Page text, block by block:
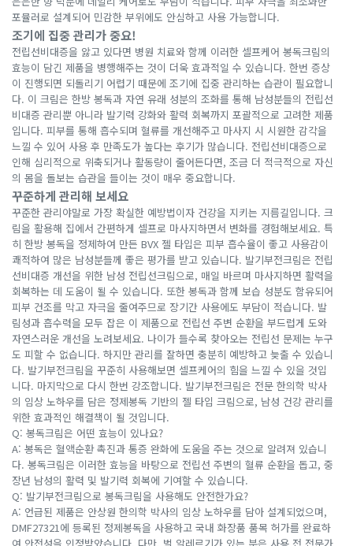
포뮬러로 설계되어 민감한 부위에도 안심하고 사용 가능합니다.
조기에 집중 관리가 중요!
전립선비대증을 앓고 있다면 병원 치료와 함께 이러한 셀프케어 봉독크림의
효능이 담긴 제품을 병행해주는 것이 더욱 효과적일 수 있습니다. 한번 증상
이 진행되면 되돌리기 어렵기 때문에 조기에 집중 관리하는 습관이 필요합니
다. 이 크림은 한방 봉독과 자연 유래 성분의 조화를 통해 남성분들의 전립선
비대증 관리뿐 아니라 발기력 강화와 활력 회복까지 포괄적으로 고려한 제품
입니다. 피부를 통해 흡수되며 혈류를 개선해주고 마사지 시 시원한 감각을
느낄 수 있어 사용 후 만족도가 높다는 후기가 많습니다. 전립선비대증으로
인해 심리적으로 위축되거나 활동량이 줄어든다면, 조금 더 적극적으로 자신
의 몸을 돌보는 습관을 들이는 것이 매우 중요합니다.
꾸준하게 관리해 보세요
꾸준한 관리야말로 가장 확실한 예방법이자 건강을 지키는 지름길입니다. 크
림을 활용해 집에서 간편하게 셀프로 마사지하면서 변화를 경험해보세요. 특
히 한방 봉독을 정제하여 만든 BVX 젤 타입은 피부 흡수율이 좋고 사용감이
쾌적하여 많은 남성분들께 좋은 평가를 받고 있습니다. 발기부전크림은 전립
선비대증 개선을 위한 남성 전립선크림으로, 매일 바르며 마사지하면 활력을
회복하는 데 도움이 될 수 있습니다. 또한 봉독과 함께 보습 성분도 함유되어
피부 건조를 막고 자극을 줄여주므로 장기간 사용에도 부담이 적습니다. 발
림성과 흡수력을 모두 잡은 이 제품으로 전립선 주변 순환을 부드럽게 도와
자연스러운 개선을 노려보세요. 나이가 들수록 찾아오는 전립선 문제는 누구
도 피할 수 없습니다. 하지만 관리를 잘하면 충분히 예방하고 늦출 수 있습니
다. 발기부전크림을 꾸준히 사용해보면 셀프케어의 힘을 느낄 수 있을 것입
니다. 마지막으로 다시 한번 강조합니다. 발기부전크림은 전문 한의학 박사
의 임상 노하우를 담은 정제봉독 기반의 젤 타입 크림으로, 남성 건강 관리를
위한 효과적인 해결책이 될 것입니다.
Q: 봉독크림은 어떤 효능이 있나요?
A: 봉독은 혈액순환 촉진과 통증 완화에 도움을 주는 것으로 알려져 있습니
다. 봉독크림은 이러한 효능을 바탕으로 전립선 주변의 혈류 순환을 돕고, 중
장년 남성의 활력 및 발기력 회복에 기여할 수 있습니다.
Q: 발기부전크림으로 봉독크림을 사용해도 안전한가요?
A: 언급된 제품은 안상원 한의학 박사의 임상 노하우를 담아 설계되었으며,
DMF27321에 등록된 정제봉독을 사용하고 국내 화장품 품목 허가를 완료하